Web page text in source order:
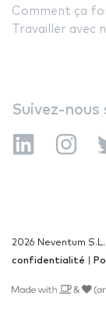
Comment ça
Travailler avec
Suivez-nous
2026 Neventum
confidentialité